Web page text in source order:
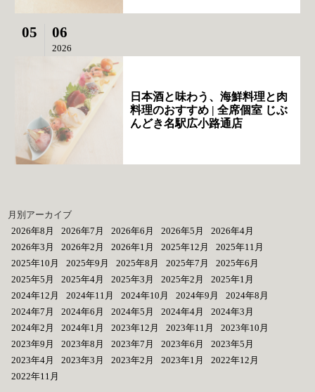
05 06
2026
日本酒と味わう、海鮮料理と肉
料理のおすすめ | 全席個室 じぶ
んどき名駅広小路通店
月別アーカイブ
2026年8月
2026年7月 2026年6月 2026年5月
2026年4月
2026年3月
2026年2月 2026年1月 2025年12月
2025年11月
2025年10月
2025年9月 2025年8月 2025年7月
2025年6月
2025年5月
2025年4月 2025年3月 2025年2月
2025年1月
2024年12月
2024年11月 2024年10月 2024年9月
2024年8月
2024年7月
2024年6月 2024年5月 2024年4月
2024年3月
2024年2月
2024年1月 2023年12月 2023年11月
2023年10月
2023年9月
2023年8月 2023年7月 2023年6月
2023年5月
2023年4月
2023年3月 2023年2月 2023年1月
2022年12月
2022年11月